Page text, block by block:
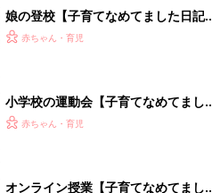
PR（デノン）